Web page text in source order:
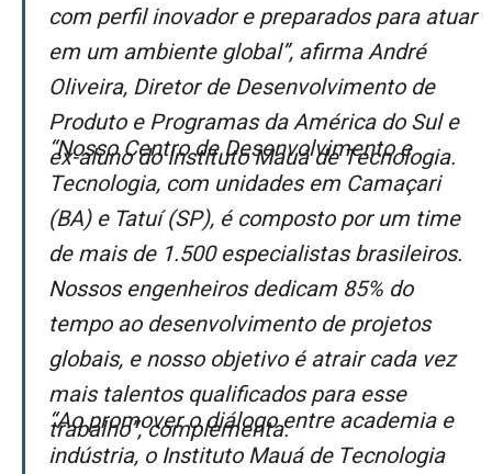
com perfil inovador e preparados para atuar
em um ambiente global”, afirma André
Oliveira, Diretor de Desenvolvimento de
Produto e Programas da América do Sul e
ex-aluno do Instituto Mauá de Tecnologia.
“Nosso Centro de Desenvolvimento e
Tecnologia, com unidades em Camaçari
(BA) e Tatuí (SP), é composto por um time
de mais de 1.500 especialistas brasileiros.
Nossos engenheiros dedicam 85% do
tempo ao desenvolvimento de projetos
globais, e nosso objetivo é atrair cada vez
mais talentos qualificados para esse
trabalho”, complementa.
“Ao promover o diálogo entre academia e
indústria, o Instituto Mauá de Tecnologia